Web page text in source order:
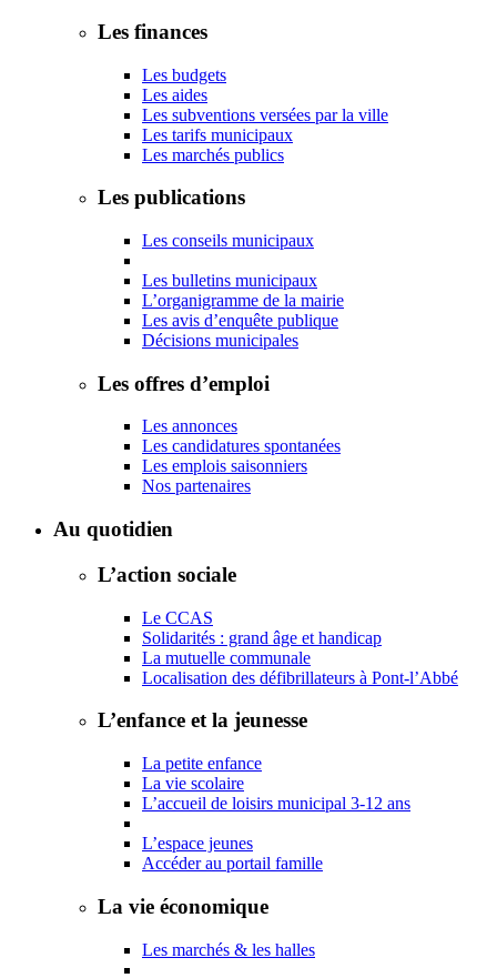
Les finances
Les budgets
Les aides
Les subventions versées par la ville
Les tarifs municipaux
Les marchés publics
Les publications
Les conseils municipaux
Les bulletins municipaux
L’organigramme de la mairie
Les avis d’enquête publique
Décisions municipales
Les offres d’emploi
Les annonces
Les candidatures spontanées
Les emplois saisonniers
Nos partenaires
Au quotidien
L’action sociale
Le CCAS
Solidarités : grand âge et handicap
La mutuelle communale
Localisation des défibrillateurs à Pont-l’Abbé
L’enfance et la jeunesse
La petite enfance
La vie scolaire
L’accueil de loisirs municipal 3-12 ans
L’espace jeunes
Accéder au portail famille
La vie économique
Les marchés & les halles